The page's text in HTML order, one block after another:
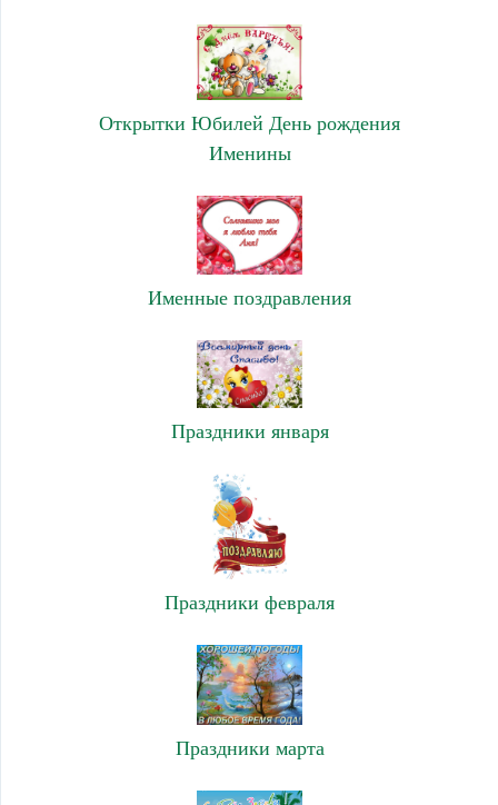
Открытки Юбилей День рождения
Именины
Именные поздравления
Праздники января
Праздники февраля
Праздники марта